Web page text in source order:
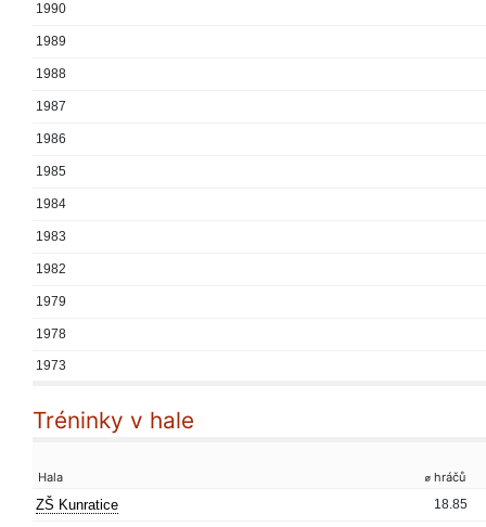
1990
1989
1988
1987
1986
1985
1984
1983
1982
1979
1978
1973
Tréninky v hale
Hala ⌀ hráčů
ZŠ Kunratice 18.85